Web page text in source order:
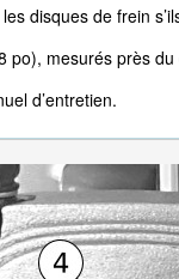
disques de frein
po), mesurés près
d’entretien.